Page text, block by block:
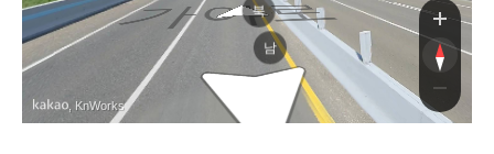
가야로
북
남
, KnWorks